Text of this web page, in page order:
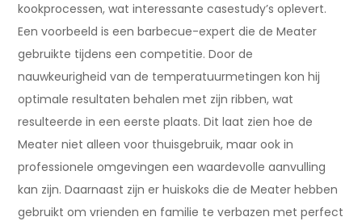
kookprocessen, wat interessante casestudy’s oplevert.
Een voorbeeld is een barbecue-expert die de Meater
gebruikte tijdens een competitie. Door de
nauwkeurigheid van de temperatuurmetingen kon hij
optimale resultaten behalen met zijn ribben, wat
resulteerde in een eerste plaats. Dit laat zien hoe de
Meater niet alleen voor thuisgebruik, maar ook in
professionele omgevingen een waardevolle aanvulling
kan zijn. Daarnaast zijn er huiskoks die de Meater hebben
gebruikt om vrienden en familie te verbazen met perfect